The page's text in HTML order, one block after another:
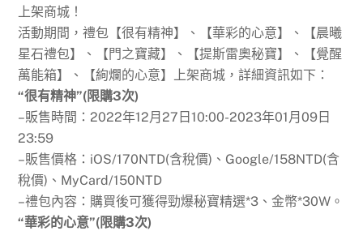
上架商城！
活動期間，禮包【很有精神】、【華彩的心意】、【晨曦
星石禮包】、【門之寶藏】、【提斯雷奧秘寶】、【覺醒
萬能箱】、【絢爛的心意】上架商城，詳細資訊如下：
“很有精神”(限購3次)
–販售時間：2022年12月27日10:00-2023年01月09日
23:59
–販售價格：iOS/170NTD(含稅價)、Google/158NTD(含
稅價)、MyCard/150NTD
–禮包內容：購買後可獲得勁爆秘寶精選*3、金幣*30W。
“華彩的心意”(限購3次)